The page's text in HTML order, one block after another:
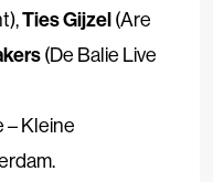
Ties Gijzel(Are
(De Balie Live
– Kleine